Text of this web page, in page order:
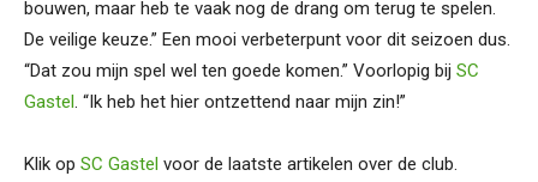
bouwen, maar heb te vaak nog de drang om terug te spelen.
De veilige keuze.” Een mooi verbeterpunt voor dit seizoen dus.
“Dat zou mijn spel wel ten goede komen.” Voorlopig bij SC
Gastel. “Ik heb het hier ontzettend naar mijn zin!”
Klik op SC Gastel voor de laatste artikelen over de club.